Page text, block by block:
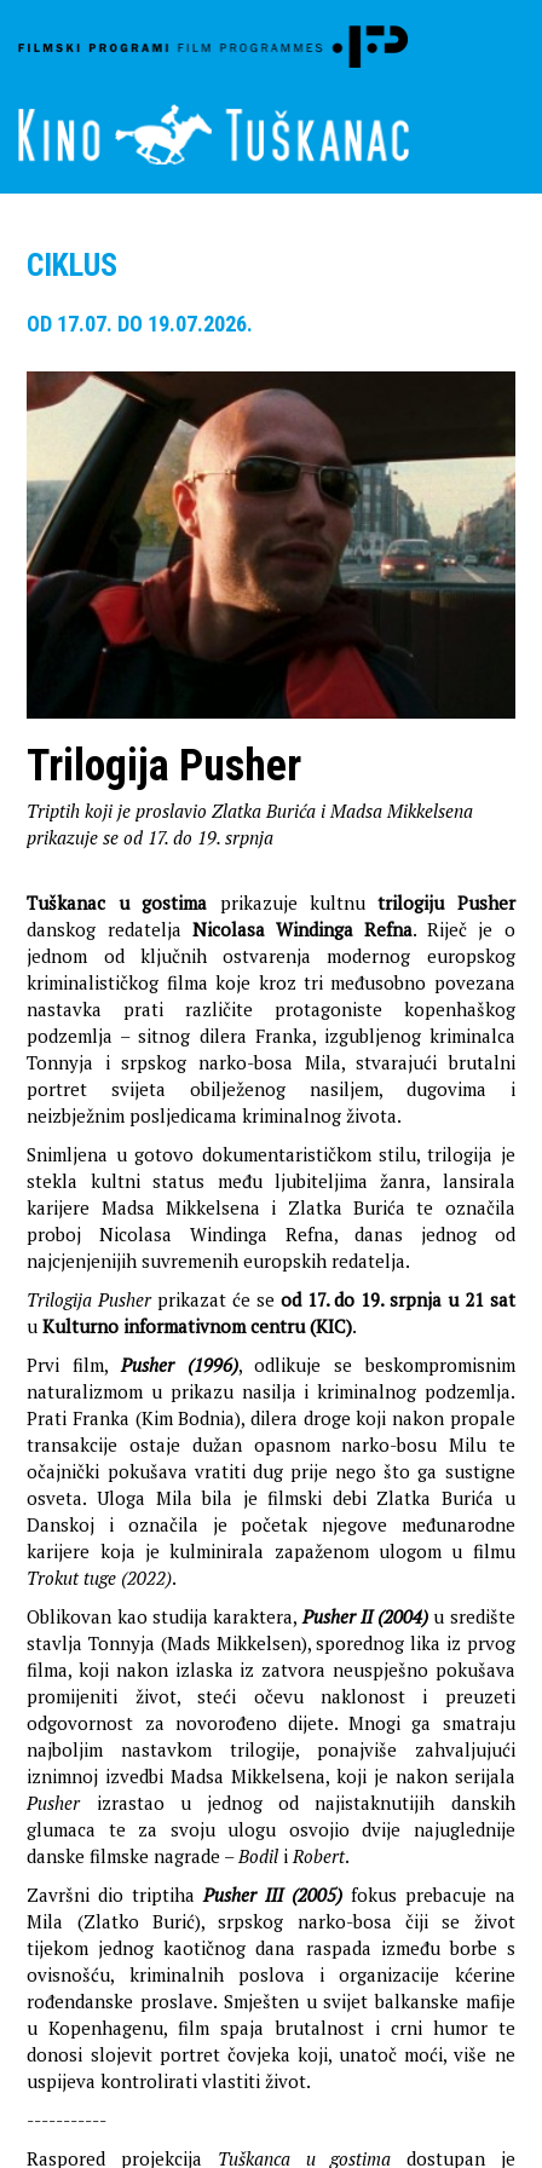
CIKLUS
OD 17.07. DO 19.07.2026.
Trilogija Pusher
Triptih koji je proslavio Zlatka Burića i Madsa Mikkelsena
prikazuje se od 17. do 19. srpnja
Tuškanac u gostima prikazuje kultnutrilogiju Pusher
danskog redatelja Nicolasa Windinga Refna. Riječ je o
jednom od ključnih ostvarenja modernog europskog
kriminalističkog filma koje kroz tri međusobno povezana
nastavka prati različite protagoniste kopenhaškog
podzemlja – sitnog dilera Franka, izgubljenog kriminalca
Tonnyja i srpskog narko-bosa Mila, stvarajući brutalni
portret svijeta obilježenog nasiljem, dugovima i
neizbježnim posljedicama kriminalnog života.
Snimljena u gotovo dokumentarističkom stilu, trilogija je
stekla kultni status među ljubiteljima žanra, lansirala
karijere Madsa Mikkelsena i Zlatka Burića te označila
proboj Nicolasa Windinga Refna, danas jednog od
najcjenjenijih suvremenih europskih redatelja.
Trilogija Pusherprikazat će se od 17. do 19. srpnja u 21 sat
uKulturno informativnom centru (KIC).
Prvi film, Pusher (1996), odlikuje se beskompromisnim
naturalizmom u prikazu nasilja i kriminalnog podzemlja.
Prati Franka (Kim Bodnia), dilera droge koji nakon propale
transakcije ostaje dužan opasnom narko-bosu Milu te
očajnički pokušava vratiti dug prije nego što ga sustigne
osveta. Uloga Mila bila je filmski debi Zlatka Burića u
Danskoj i označila je početak njegove međunarodne
karijere koja je kulminirala zapaženom ulogom u filmu
Trokut tuge (2022).
Oblikovan kao studija karaktera, Pusher II (2004) u središte
stavlja Tonnyja (Mads Mikkelsen), sporednog lika iz prvog
filma, koji nakon izlaska iz zatvora neuspješno pokušava
promijeniti život, steći očevu naklonost i preuzeti
odgovornost za novorođeno dijete. Mnogi ga smatraju
najboljim nastavkom trilogije, ponajviše zahvaljujući
iznimnoj izvedbi Madsa Mikkelsena, koji je nakon serijala
Pusherizrastao u jednog od najistaknutijih danskih
glumaca te za svoju ulogu osvojio dvije najuglednije
danske filmske nagrade – Bodil i Robert.
Završni dio triptiha Pusher III (2005) fokus prebacuje na
Mila (Zlatko Burić), srpskog narko-bosa čiji se život
tijekom jednog kaotičnog dana raspada između borbe s
ovisnošću, kriminalnih poslova i organizacije kćerine
rođendanske proslave. Smješten u svijet balkanske mafije
u Kopenhagenu, film spaja brutalnost i crni humor te
donosi slojevit portret čovjeka koji, unatoč moći, više ne
uspijeva kontrolirati vlastiti život.
-----------
Raspored projekcija Tuškanca u gostima dostupan je